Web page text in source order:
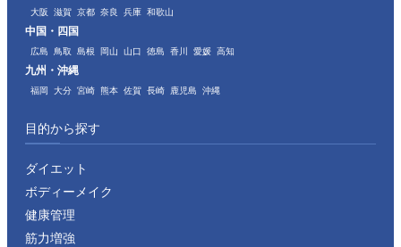
大阪 滋賀 京都 奈良 兵庫 和歌山
中国・四国
広島 鳥取 島根 岡山 山口 徳島 香川 愛媛 高知
九州・沖縄
福岡 大分 宮崎 熊本 佐賀 長崎 鹿児島 沖縄
目的から探す
ダイエット
ボディーメイク
健康管理
筋力増強